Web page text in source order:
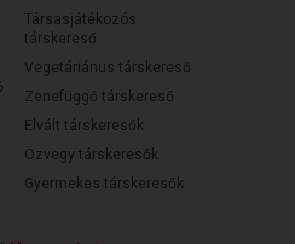
Társasjátékozós
társkereső
Vegetáriánus társkereső
Zenefüggő társkereső
Elvált társkeresők
Özvegy társkeresők
Gyermekes társkeresők